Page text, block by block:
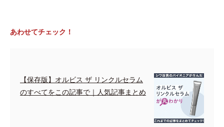
あわせてチェック！
【保存版】オルビス ザ リンクルセラム
のすべてをこの記事で｜人気記事まとめ